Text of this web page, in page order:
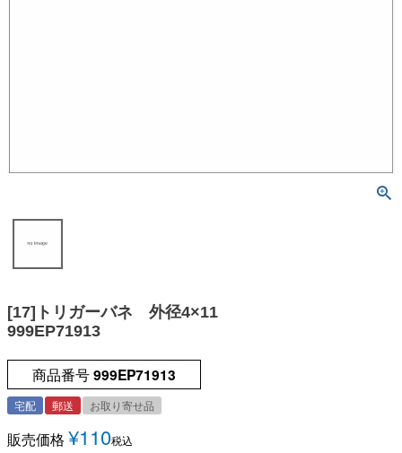
[17]トリガーバネ 外径4×11
999EP71913
商品番号999EP71913
宅配 郵送 お取り寄せ品
販売価格 ¥110税込